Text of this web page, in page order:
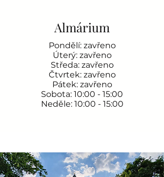
Almárium
Pondělí: zavřeno
Úterý: zavřeno
Středa: zavřeno
Čtvrtek: zavřeno
Pátek: zavřeno
Sobota: 10:00 - 15:00
Neděle: 10:00 - 15:00